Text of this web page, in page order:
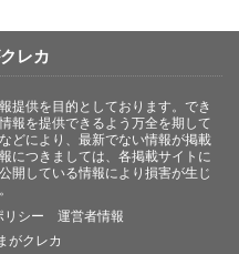
レカ
提供を目的としております。でき
報を提供できるよう万全を期して
どにより、最新でない情報が掲載
につきましては、各掲載サイトに
開している情報により損害が生じ
リシー
運営者情報
がクレカ